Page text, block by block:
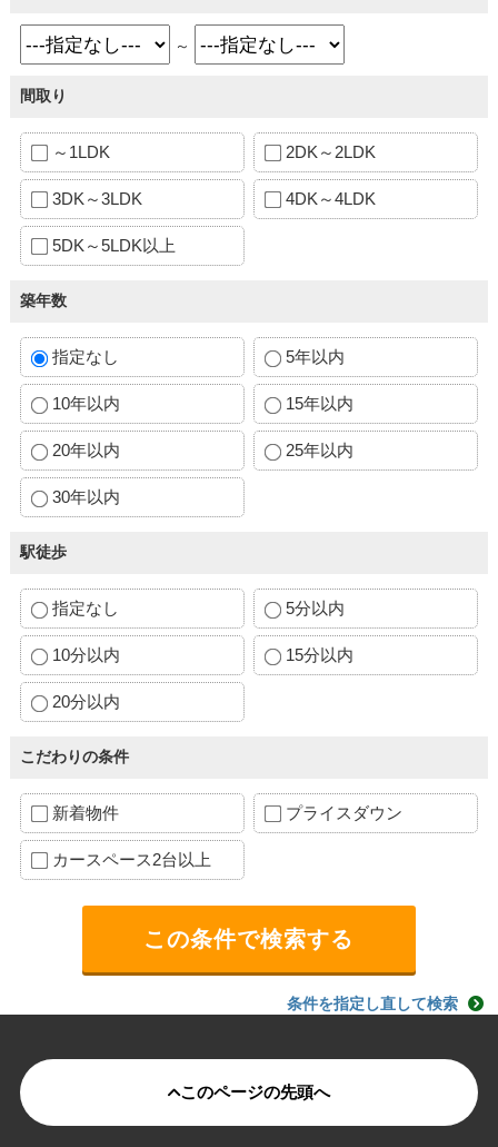
～
間取り
～1LDK 2DK～2LDK
3DK～3LDK 4DK～4LDK
5DK～5LDK以上
築年数
指定なし 5年以内
10年以内 15年以内
20年以内 25年以内
30年以内
駅徒歩
指定なし 5分以内
10分以内 15分以内
20分以内
こだわりの条件
新着物件 プライスダウン
カースペース2台以上
条件を指定し直して検索
このページの先頭へ